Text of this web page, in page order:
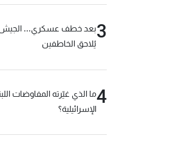
3بعد خطف عسكري...
يُلاحق الخاطفين
4ما الذي غيّرته المفاوضات
الإسرائيلية؟